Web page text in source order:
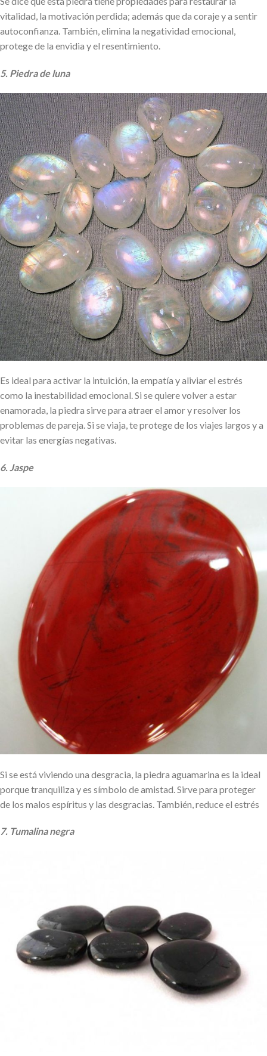
vitalidad, la motivación perdida; además que da coraje y a sentir
autoconfianza. También, elimina la negatividad emocional,
protege de la envidia y el resentimiento.
5. Piedra de luna
Es ideal para activar la intuición, la empatía y aliviar el estrés
como la inestabilidad emocional. Si se quiere volver a estar
enamorada, la piedra sirve para atraer el amor y resolver los
problemas de pareja. Si se viaja, te protege de los viajes largos y a
evitar las energías negativas.
6. Jaspe
Si se está viviendo una desgracia, la piedra aguamarina es la ideal
porque tranquiliza y es símbolo de amistad. Sirve para proteger
de los malos espíritus y las desgracias. También, reduce el estrés
7. Tumalina negra